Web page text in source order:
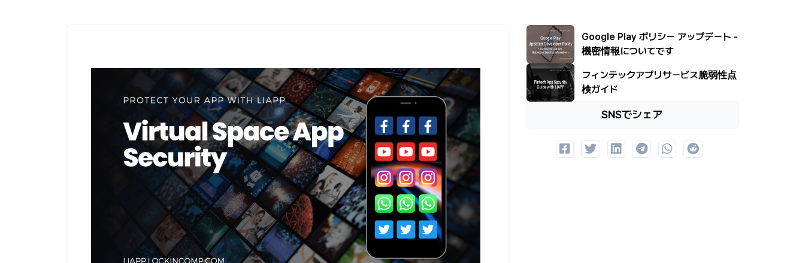
Google Play ポリシー アップデート -
機密情報についてです
フィンテックアプリサービス脆弱性点
検ガイド
SNSでシェア